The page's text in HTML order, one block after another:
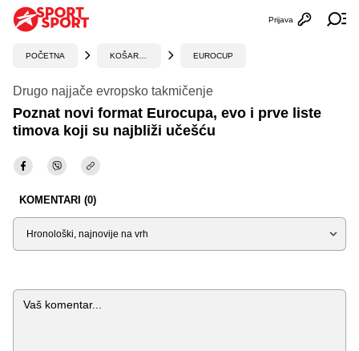
Otvori
Prijava
POČETNA EUROCUP
Drugo najjače evropsko takmičenje
Poznat novi format Eurocupa, evo i prve liste
timova koji su najbliži učešću
KOMENTARI (0)
Sortiraj
Komentar